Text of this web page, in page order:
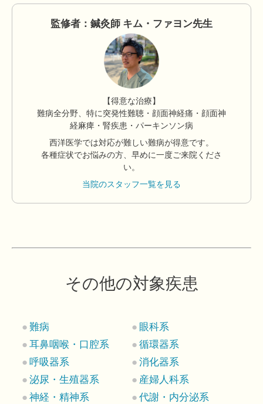
監修者：鍼灸師 キム・ファヨン先生
【得意な治療】
難病全分野、特に突発性難聴・顔面神経痛・顔面神
経麻痺・腎疾患・パーキンソン病
西洋医学では対応が難しい難病が得意です。
各種症状でお悩みの方、早めに一度ご来院くださ
い。
当院のスタッフ一覧を見る
その他の対象疾患
難病
眼科系
耳鼻咽喉・口腔系
循環器系
呼吸器系
消化器系
泌尿・生殖器系
産婦人科系
神経・精神系
代謝・内分泌系